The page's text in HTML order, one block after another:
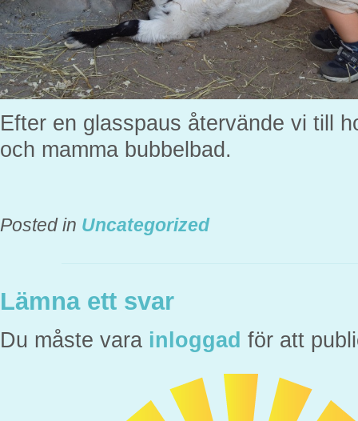
Efter en glasspaus återvände vi till
och mamma bubbelbad.
Posted in Uncategorized
Lämna ett svar
Du måste vara inloggad för att